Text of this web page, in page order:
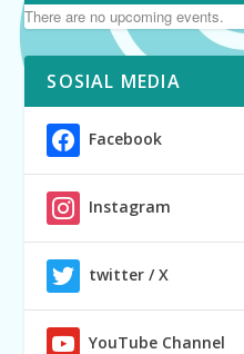
There are no upcoming events.
SOSIAL MEDIA
Facebook
Instagram
twitter / X
YouTube Channel